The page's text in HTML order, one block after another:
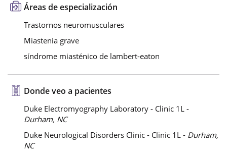
Áreas de especialización
Trastornos neuromusculares
Miastenia grave
síndrome miasténico de lambert-eaton
Donde veo a pacientes
Duke Electromyography Laboratory - Clinic 1L -
Durham, NC
Duke Neurological Disorders Clinic - Clinic 1L - Durham,
NC